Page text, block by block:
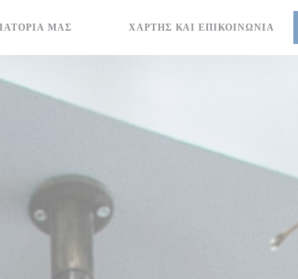
ΜΑΣ ΧΆΡΤΗΣ ΚΑΙ ΕΠΙΚΟΙΝΩΝΊΑ